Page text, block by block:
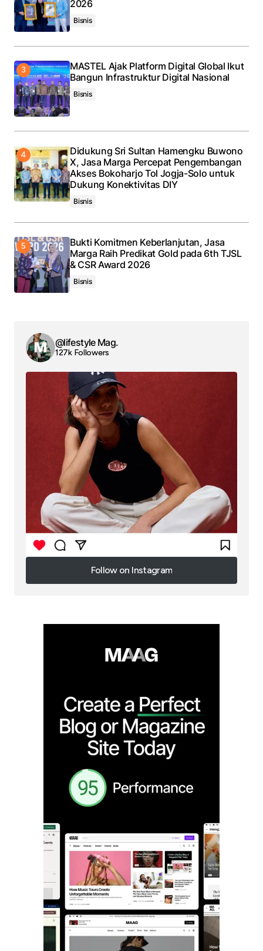
2026
Bisnis
MASTEL Ajak Platform Digital Global Ikut
Bangun Infrastruktur Digital Nasional
Bisnis
Didukung Sri Sultan Hamengku Buwono
X, Jasa Marga Percepat Pengembangan
Akses Bokoharjo Tol Jogja-Solo untuk
Dukung Konektivitas DIY
Bisnis
Bukti Komitmen Keberlanjutan, Jasa
Marga Raih Predikat Gold pada 6th TJSL
& CSR Award 2026
Bisnis
@lifestyle Mag.
127k Followers
Follow on Instagram
Follow on Instagram